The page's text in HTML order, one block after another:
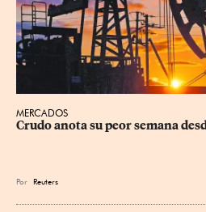
MERCADOS
Crudo anota su peor semana
Por Reuters